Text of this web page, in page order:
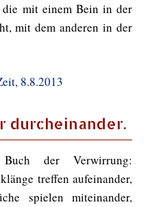
mit einem Bein in der
mit dem anderen in der
8.8.2013
durcheinander.
der Verwirrung:
treffen aufeinander,
spielen miteinander,